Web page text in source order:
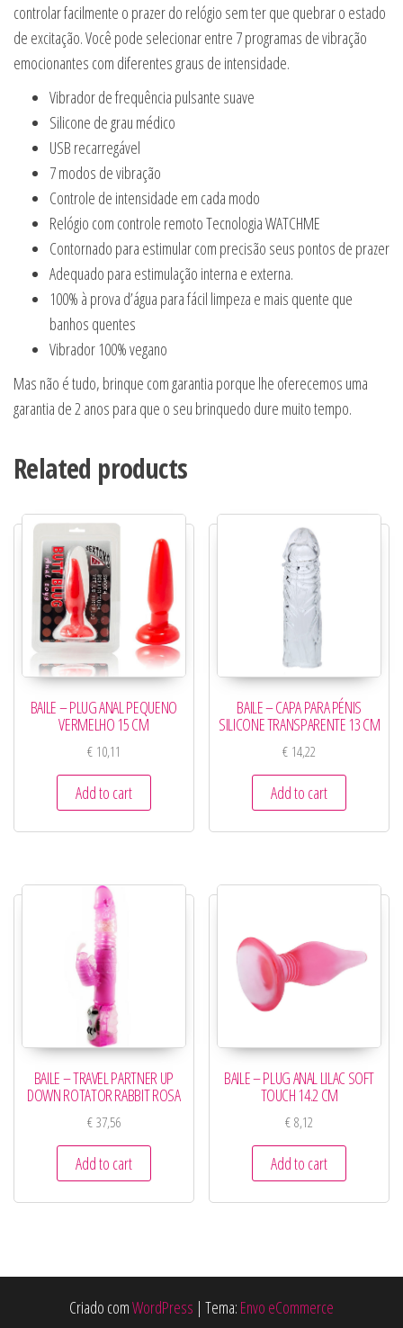
controlar facilmente o prazer do relógio sem ter que quebrar o estado
de excitação. Você pode selecionar entre 7 programas de vibração
emocionantes com diferentes graus de intensidade.
Vibrador de frequência pulsante suave
Silicone de grau médico
USB recarregável
7 modos de vibração
Controle de intensidade em cada modo
Relógio com controle remoto Tecnologia WATCHME
Contornado para estimular com precisão seus pontos de prazer
Adequado para estimulação interna e externa.
100% à prova d’água para fácil limpeza e mais quente que
banhos quentes
Vibrador 100% vegano
Mas não é tudo, brinque com garantia porque lhe oferecemos uma
garantia de 2 anos para que o seu brinquedo dure muito tempo.
Related products
BAILE – PLUG ANAL PEQUENO
VERMELHO 15 CM
€10,11
Add to cart
BAILE – CAPA PARA PÉNIS
SILICONE TRANSPARENTE 13 CM
€ 14,22
Add to cart
BAILE – TRAVEL PARTNER UP
DOWN ROTATOR RABBIT ROSA
€37,56
Add to cart
BAILE – PLUG ANAL LILAC SOFT
TOUCH 14.2 CM
€8,12
Add to cart
Criado comWordPress | Tema: Envo eCommerce